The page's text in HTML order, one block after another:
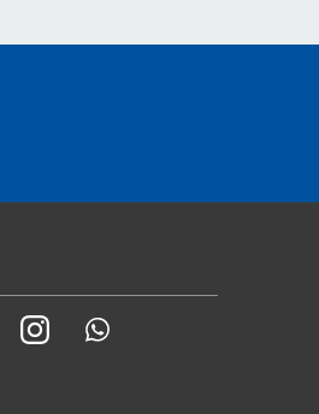
YoutubeInstagram